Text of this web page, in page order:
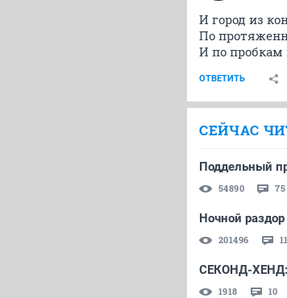
И город из
По
И по пробкам
ОТВЕТИТЬ
СЕЙЧАС
Поддельный
54890 75
Ночной раздор
201496
СЕКОНД-
1918 10